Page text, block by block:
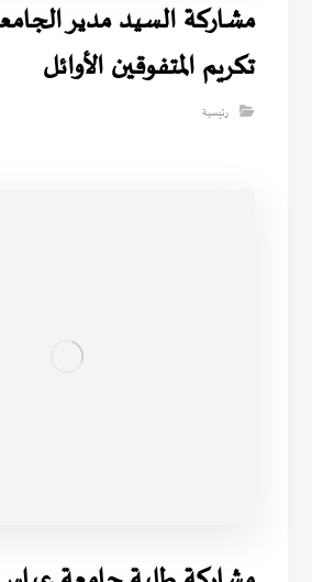
مشاركة السيد مدير
تكريم المتفوقين الأوائل
رئيسية